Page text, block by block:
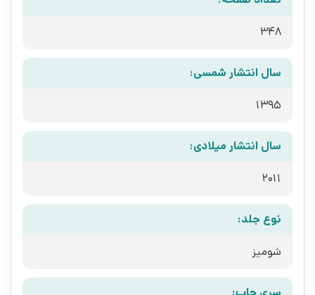
348
سال انتشار شمسی:
1395
سال انتشار میلادی:
2011
نوع جلد:
شومیز